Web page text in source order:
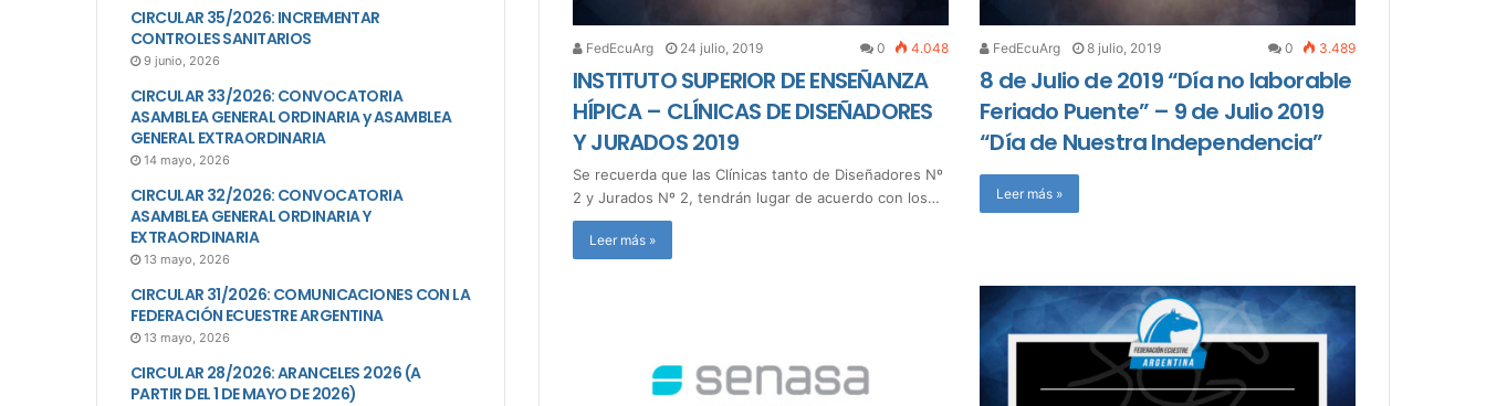
FedEcuArg 24 julio, 2019 0 4.048
INSTITUTO SUPERIOR DE ENSEÑANZA
HÍPICA – CLÍNICAS DE DISEÑADORES
Y JURADOS 2019
Se recuerda que las Clínicas tanto de Diseñadores Nº
2 y Jurados Nº 2, tendrán lugar de acuerdo con los…
Leer más »
FedEcuArg 8 julio, 2019 0 3.489
8 de Julio de 2019 “Día no laborable
Feriado Puente” – 9 de Julio 2019
“Día de Nuestra Independencia”
Leer más »
CIRCULAR 35/2026: INCREMENTAR
CONTROLES SANITARIOS
9 junio, 2026
CIRCULAR 33/2026: CONVOCATORIA
ASAMBLEA GENERAL ORDINARIA y ASAMBLEA
GENERAL EXTRAORDINARIA
14 mayo, 2026
CIRCULAR 32/2026: CONVOCATORIA
ASAMBLEA GENERAL ORDINARIA Y
EXTRAORDINARIA
13 mayo, 2026
CIRCULAR 31/2026: COMUNICACIONES CON LA
FEDERACIÓN ECUESTRE ARGENTINA
13 mayo, 2026
CIRCULAR 28/2026: ARANCELES 2026 (A
PARTIR DEL 1 DE MAYO DE 2026)